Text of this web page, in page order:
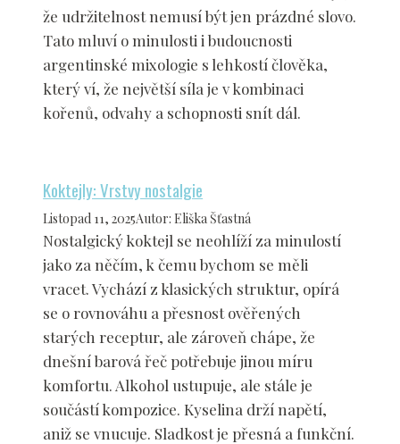
že udržitelnost nemusí být jen prázdné slovo.
Tato mluví o minulosti i budoucnosti
argentinské mixologie s lehkostí člověka,
který ví, že největší síla je v kombinaci
kořenů, odvahy a schopnosti snít dál.
Koktejly: Vrstvy nostalgie
Listopad 11, 2025Autor: Eliška Šťastná
Nostalgický koktejl se neohlíží za minulostí
jako za něčím, k čemu bychom se měli
vracet. Vychází z klasických struktur, opírá
se o rovnováhu a přesnost ověřených
starých receptur, ale zároveň chápe, že
dnešní barová řeč potřebuje jinou míru
komfortu. Alkohol ustupuje, ale stále je
součástí kompozice. Kyselina drží napětí,
aniž se vnucuje. Sladkost je přesná a funkční.